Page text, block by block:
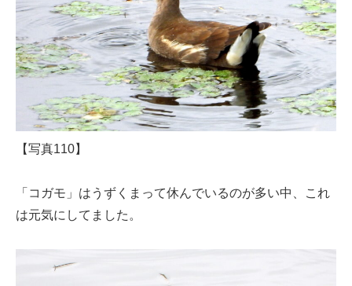
【写真110】
「コガモ」はうずくまって休んでいるのが多い中、これ
は元気にしてました。